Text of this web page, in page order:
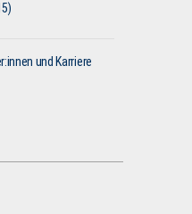
und Karriere